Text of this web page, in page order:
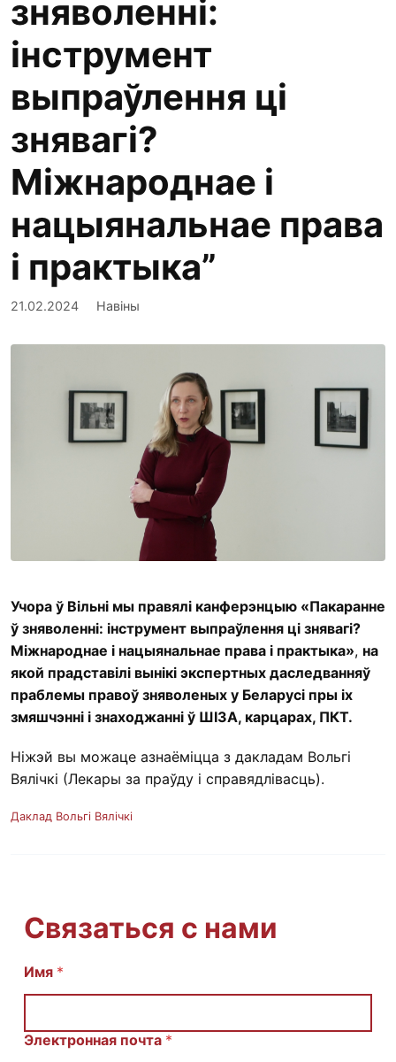
зняволенні:
інструмент
выпраўлення ці
знявагі?
Міжнароднае і
нацыянальнае права
і практыка”
21.02.2024 Навіны
Учора ў Вільні мы правялі канферэнцыю «Пакаранне
ў зняволенні: інструмент выпраўлення ці знявагі?
Міжнароднае і нацыянальнае права і практыка», на
якой прадставілі вынікі экспертных даследванняў
праблемы правоў зняволеных у Беларусі пры іх
змяшчэнні і знаходжанні ў ШІЗА, карцарах, ПКТ.
Ніжэй вы можаце азнаёміцца з дакладам Вольгі
Вялічкі (Лекары за праўду і справядлівасць).
Даклад Вольгі Вялічкі
Связаться с нами
С
щ
Имя *
Электронная почта *